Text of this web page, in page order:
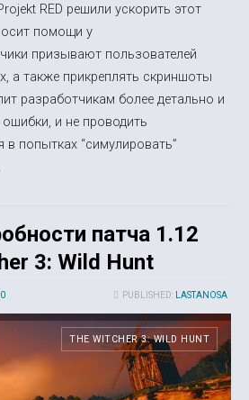
RED решили ускорить этот
помощи у
призывают пользователей
а также прикреплять скриншоты
разработчикам более детально и
и не проводить
в попытках “симулировать”
патча 1.12
3: Wild Hunt
PUBLISHED: LASTANOSA
0
THE WITCHER 3: WILD HUNT